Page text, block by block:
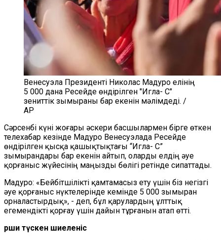
Венесуэла Президенті Николас Мадуро елінің
5 000 дана Ресейде өндірілген "Игла- С"
зениттік зымыраны бар екенін мәлімдеді. /
AP
Сәрсенбі күні жоғары әскери басшылармен бірге өткен
телехабар кезінде Мадуро Венесуэлада Ресейде
өндірілген қысқа қашықтықтағы “Игла- С”
зымырандары бар екенін айтып, оларды елдің әуе
қорғаныс жүйесінің маңызды бөлігі ретінде сипаттады.
Мадуро: «Бейбітшілікті қамтамасыз ету үшін біз негізгі
әуе қорғаныс нүктелерінде кемінде 5 000 зымыран
орналастырдық», - деп, бұл қарулардың ұлттық
егемендікті қорғау үшін дайын тұрғанын атап өтті.
Өрши түскен шиеленіс